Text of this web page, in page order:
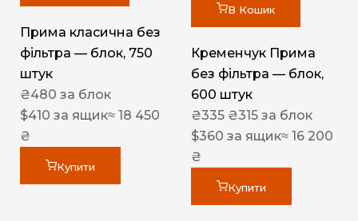
Прима класична без
фільтра — блок, 750
штук
₴480 за блок
$410 за ящик≈ 18 450
₴
Купити
В Кошик
Кременчук Прима
без фільтра — блок,
600 штук
₴335 ₴315 за блок
$360 за ящик≈ 16 200
₴
Купити